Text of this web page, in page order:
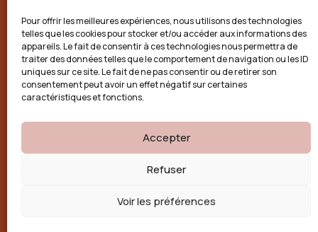
Pour offrir les meilleures expériences, nous utilisons des technologies
telles que les cookies pour stocker et/ou accéder aux informations des
appareils. Le fait de consentir à ces technologies nous permettra de
traiter des données telles que le comportement de navigation ou les ID
uniques sur ce site. Le fait de ne pas consentir ou de retirer son
consentement peut avoir un effet négatif sur certaines
caractéristiques et fonctions.
Accepter
Refuser
Voir les préférences
Politique de confidentialité
Conditions générales